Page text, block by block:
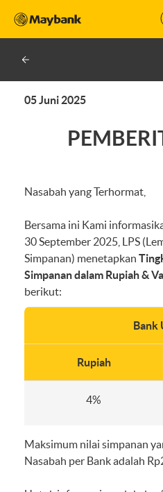
05 Juni 2025
Nasabah yang Terhormat,
Bersama ini Kami
30 September 2025, LPS
Simpanan) menetapkan
Simpanan dalam Rupiah &
berikut:
Bank
Rupiah
4%
Maksimum nilai simpanan
Nasabah per Bank adalah